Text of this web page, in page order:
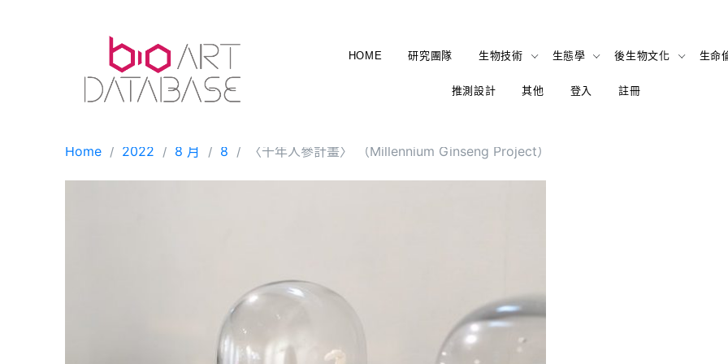
HOME 研究團隊 生物技術 生態學 後生物文化 生命
推測設計 其他 登入 註冊
Home 2022 8 月 8 〈千年人參計畫〉 （Millennium Ginseng Project）